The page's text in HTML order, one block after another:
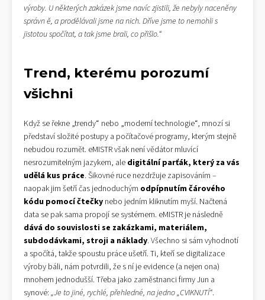
výroby. U některých zakázek jsme navíc zjistili, že nebyly naceněny
správn ě, a prodělávali jsme na nich. Dříve jsme to nemohli s
jistotou spočítat, a tak jsme brali, co přišlo.“
Trend, kterému porozumí
všichni
Když se řekne „trendy“ nebo „moderní technologie“, mnozí si
představí složité postupy a počítačové programy, kterým stejně
nebudou rozumět. eMISTR však není vědátor mluvící
nesrozumitelným jazykem, ale digitální parťák, který za vás
udělá kus práce. Šikovné ruce nezdržuje zapisováním –
naopak jim šetří čas jednoduchým odpípnutím čárového
kódu pomocí čtečky nebo jedním kliknutím myší. Načtená
data se pak sama propojí se systémem. eMISTR je následně
dává do souvislosti se zakázkami, materiálem,
subdodávkami, stroji a náklady. Všechno si sám vyhodnotí
a spočítá, takže spoustu práce ušetří. Ti, kteří se digitalizace
výroby báli, nám potvrdili, že s ní je evidence (a nejen ona)
mnohem jednodušší. Třeba jako zaměstnanci firmy Jun a
synové: „Je to jiné, rychlé, přehledné, na jedno „CVIKNUTÍ“.